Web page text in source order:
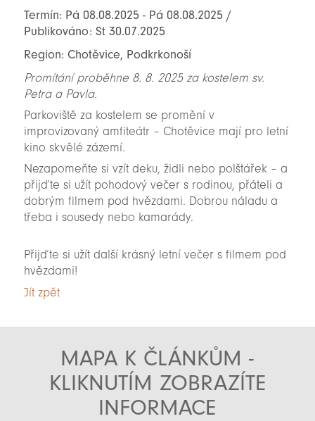
Termín: Pá 08.08.2025 - Pá 08.08.2025 /
Publikováno: St 30.07.2025
Region: Chotěvice, Podkrkonoší
Promítání proběhne 8. 8. 2025 za kostelem sv.
Petra a Pavla.
Parkoviště za kostelem se promění v
improvizovaný amfiteátr – Chotěvice mají pro letní
kino skvělé zázemí.
Nezapomeňte si vzít deku, židli nebo polštářek – a
přijďte si užít pohodový večer s rodinou, přáteli a
dobrým filmem pod hvězdami. Dobrou náladu a
třeba i sousedy nebo kamarády.
Přijďte si užít další krásný letní večer s filmem pod
hvězdami!
Jít zpět
MAPA K ČLÁNKŮM -
KLIKNUTÍM ZOBRAZÍTE
INFORMACE